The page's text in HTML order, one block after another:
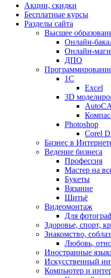
Акции, скидки
Бесплатные курсы
Разделы сайта
Высшее
Онлайн-
Онлайн-
ДПО
1С
Excel
3D
Photoshop
Corel
Бизнес в
Ведение бизнеса
Профессия
Мастер на
Букеты
Вязание
Шитьё
Видеомонтаж
Для
Здоровье, спорт,
Знакомство,
Любовь,
Иностранные
Искусственный
Компьютер и